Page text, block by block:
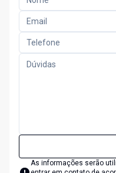
As informações serão